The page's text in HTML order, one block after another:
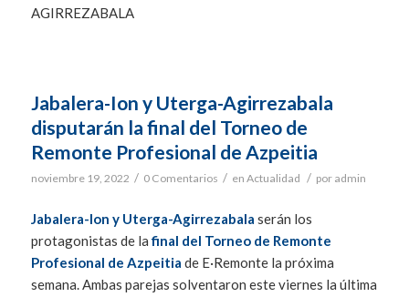
AGIRREZABALA
Jabalera-Ion y Uterga-Agirrezabala
disputarán la final del Torneo de
Remonte Profesional de Azpeitia
noviembre 19, 2022 / 0 Comentarios / en Actualidad / por admin
Jabalera-Ion y Uterga-Agirrezabala serán los
protagonistas de lafinal del Torneo de Remonte
Profesional de Azpeitia de E·Remonte la próxima
semana. Ambas parejas solventaron este viernes la última